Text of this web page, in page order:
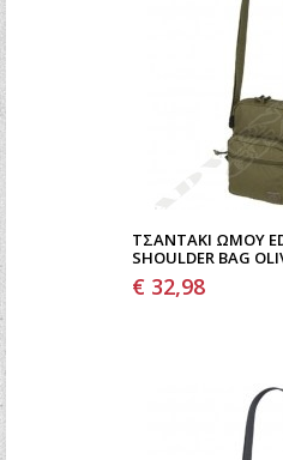
ΤΣΑΝΤΆΚΙ ΩΜΟΥ
SHOULDER BAG
€ 32,98